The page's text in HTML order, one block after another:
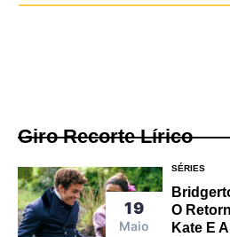
Giro Recorte Lírico
19
Maio
SÉRIES
O
Kate E